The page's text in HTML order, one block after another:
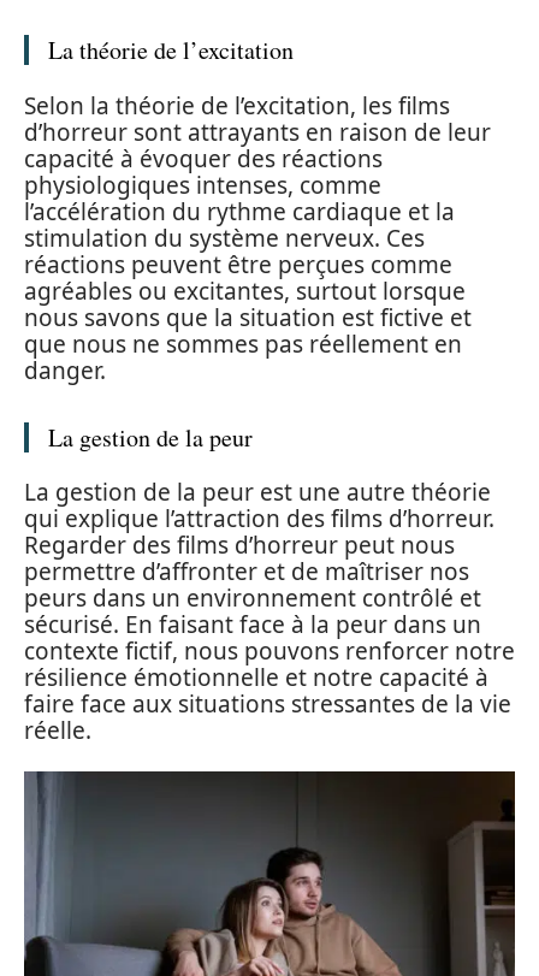
La théorie de l’excitation
Selon la théorie de l’excitation, les films
d’horreur sont attrayants en raison de leur
capacité à évoquer des réactions
physiologiques intenses, comme
l’accélération du rythme cardiaque et la
stimulation du système nerveux. Ces
réactions peuvent être perçues comme
agréables ou excitantes, surtout lorsque
nous savons que la situation est fictive et
que nous ne sommes pas réellement en
danger.
La gestion de la peur
La gestion de la peur est une autre théorie
qui explique l’attraction des films d’horreur.
Regarder des films d’horreur peut nous
permettre d’affronter et de maîtriser nos
peurs dans un environnement contrôlé et
sécurisé. En faisant face à la peur dans un
contexte fictif, nous pouvons renforcer notre
résilience émotionnelle et notre capacité à
faire face aux situations stressantes de la vie
réelle.